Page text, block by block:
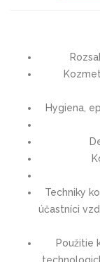
Hygiena,
Techniky
účastníci
Použitie